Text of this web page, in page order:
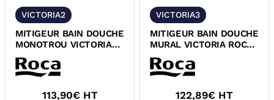
VICTORIA2
MITIGEUR BAIN DOUCHE
MONOTROU VICTORIA
ROCA A5A0525C0F
113,90€ HT
VICTORIA3
MITIGEUR BAIN DOUCHE
MURAL VICTORIA ROCA
A5A0325C0F
122,89€ HT